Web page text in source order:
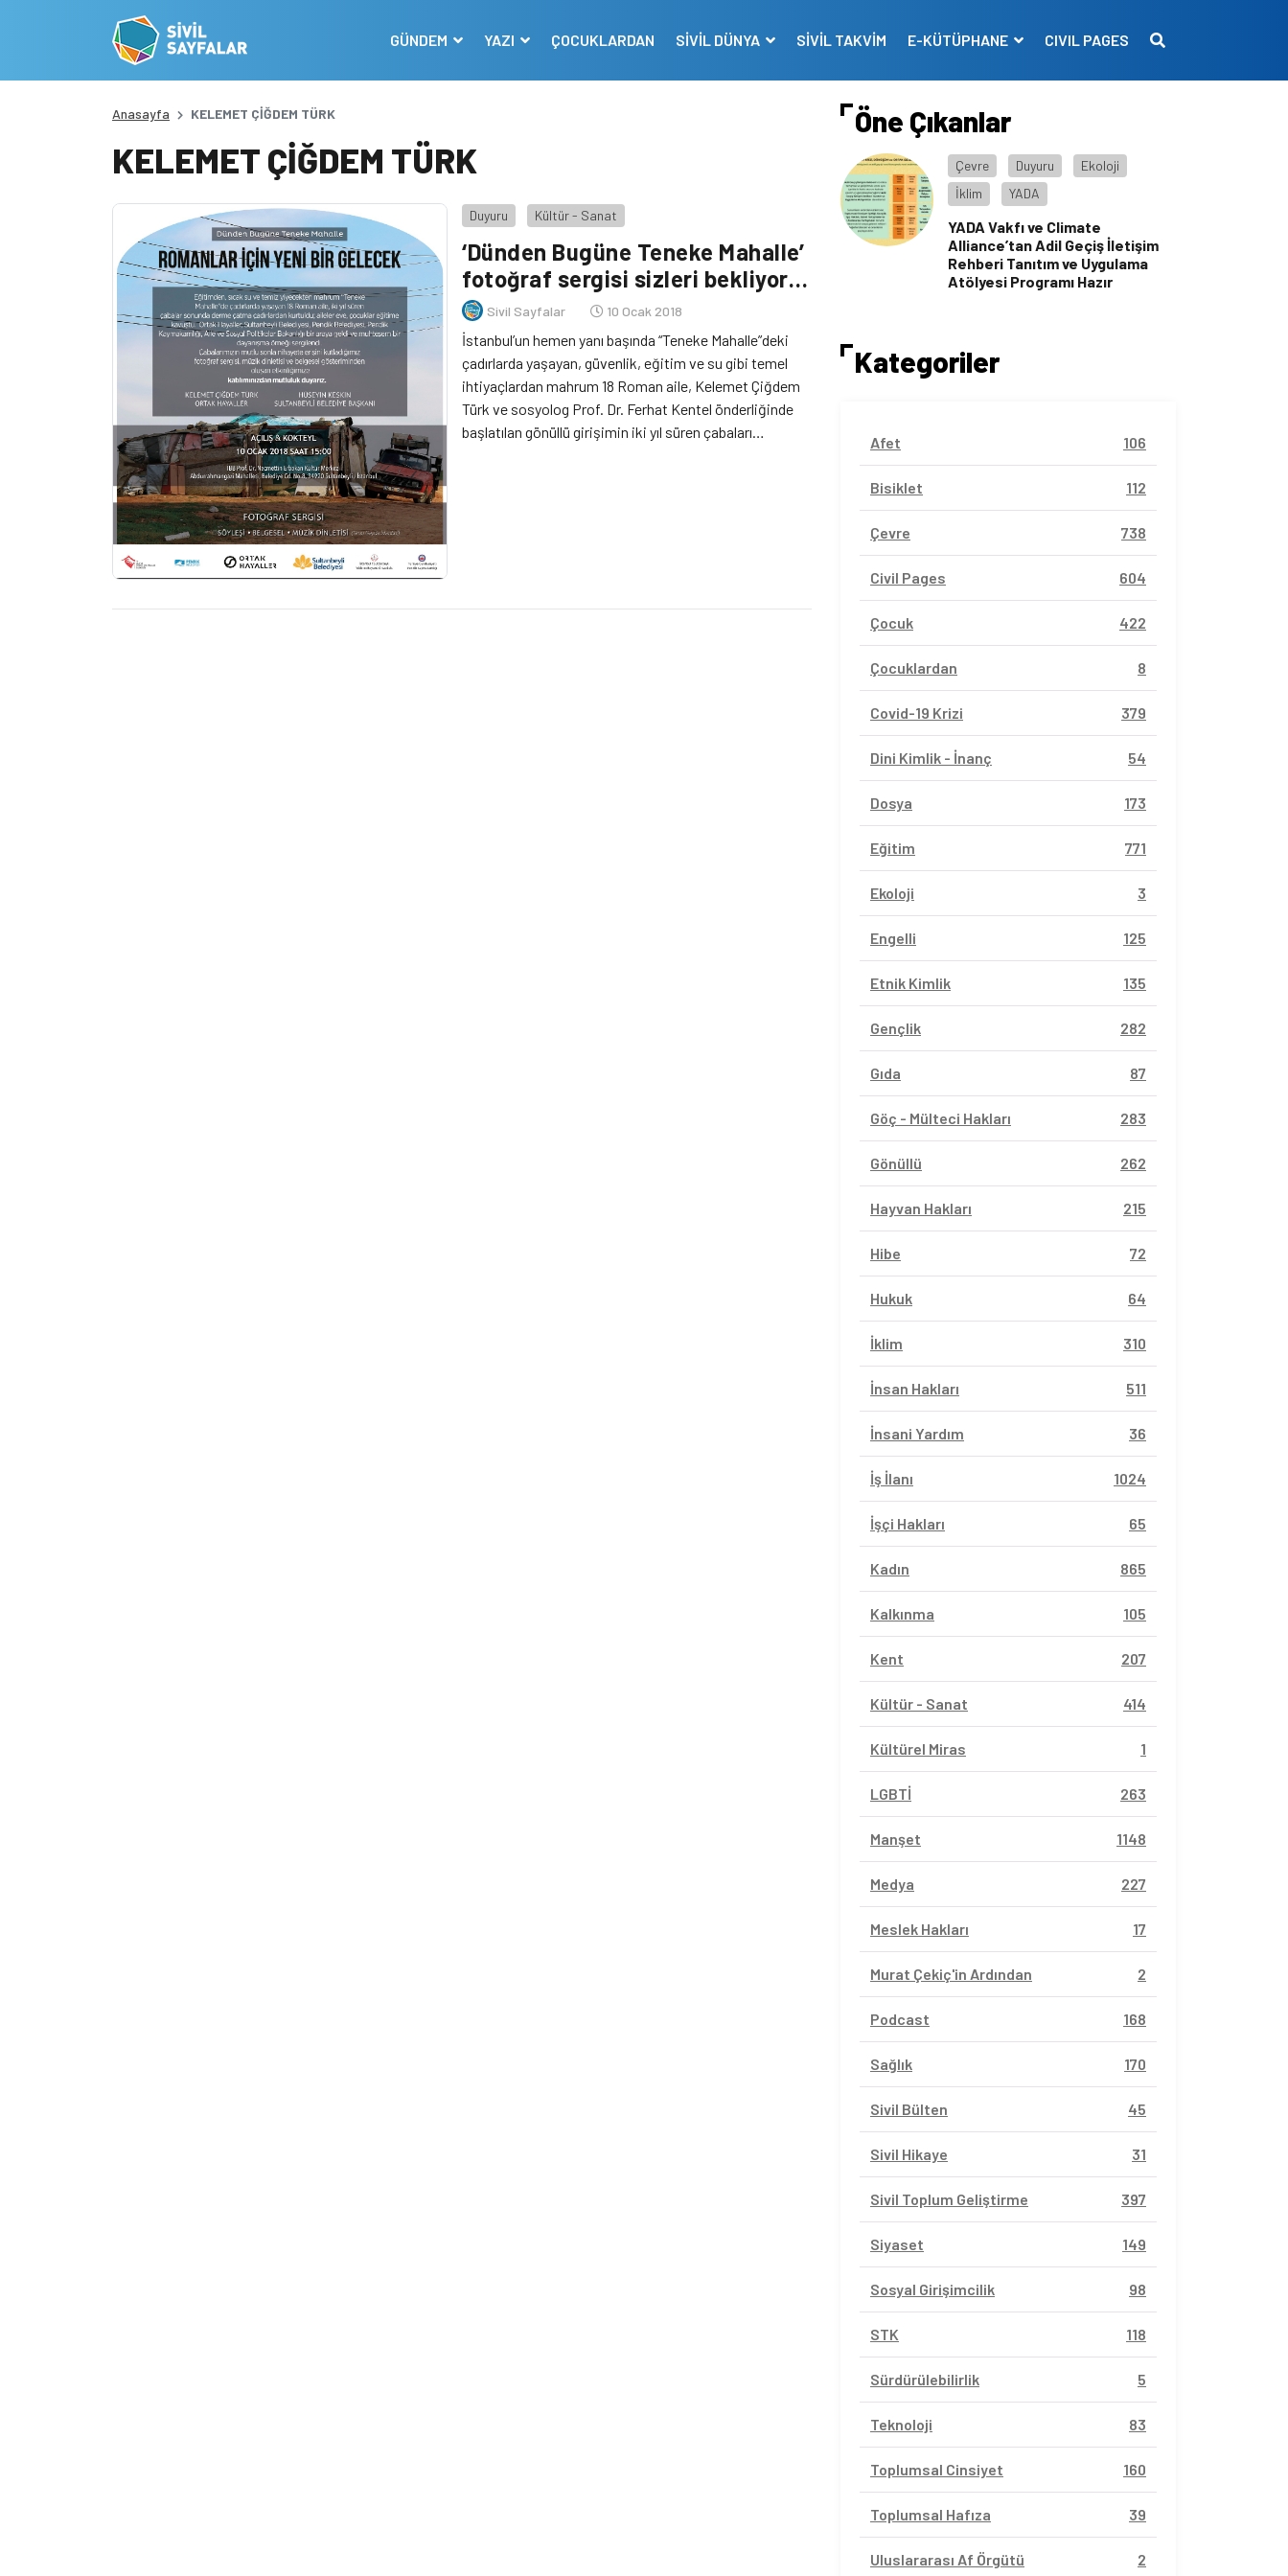
GÜNDEM YAZI ÇOCUKLARDAN SİVİL DÜNYA SİVİL TAKVİM E-KÜTÜPHANE CIVIL PAGES
Anasayfa KELEMET ÇİĞDEM TÜRK
KELEMET ÇİĞDEM TÜRK
Duyuru Kültür - Sanat
‘Dünden Bugüne Teneke Mahalle’
fotoğraf sergisi sizleri bekliyor…
Sivil Sayfalar 10 Ocak 2018
İstanbul’un hemen yanı başında “Teneke Mahalle”deki
çadırlarda yaşayan, güvenlik, eğitim ve su gibi temel
ihtiyaçlardan mahrum 18 Roman aile, Kelemet Çiğdem
Türk ve sosyolog Prof. Dr. Ferhat Kentel önderliğinde
başlatılan gönüllü girişimin iki yıl süren çabaları
Öne Çıkanlar
Çevre Duyuru
Ekoloji
İklim
YADA
YADA Vakfı ve Climate
Alliance’tan Adil Geçiş İletişim
Rehberi Tanıtım ve Uygulama
Atölyesi Programı Hazır
Kategoriler
Afet 106
Bisiklet 112
Çevre 738
Civil Pages 604
Çocuk 422
Çocuklardan 8
Covid-19 Krizi 379
Dini Kimlik - İnanç 54
Dosya 173
Eğitim 771
Ekoloji 3
Engelli 125
Etnik Kimlik 135
Gençlik 282
Gıda 87
Göç - Mülteci Hakları 283
Gönüllü 262
Hayvan Hakları 215
Hibe 72
Hukuk 64
İklim 310
İnsan Hakları 511
İnsani Yardım 36
İş İlanı 1024
İşçi Hakları 65
Kadın 865
Kalkınma 105
Kent 207
Kültür - Sanat 414
Kültürel Miras 1
LGBTİ 263
Manşet 1148
Medya 227
Meslek Hakları 17
Murat Çekiç'in Ardından 2
Podcast 168
Sağlık 170
Sivil Bülten 45
Sivil Hikaye 31
Sivil Toplum Geliştirme 397
Siyaset 149
Sosyal Girişimcilik 98
STK 118
Sürdürülebilirlik 5
Teknoloji 83
Toplumsal Cinsiyet 160
Toplumsal Hafıza 39
Uluslararası Af Örgütü 2